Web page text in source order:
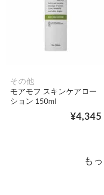
その他
モアモフ スキンケアロー
ション 150ml
¥4,345
も